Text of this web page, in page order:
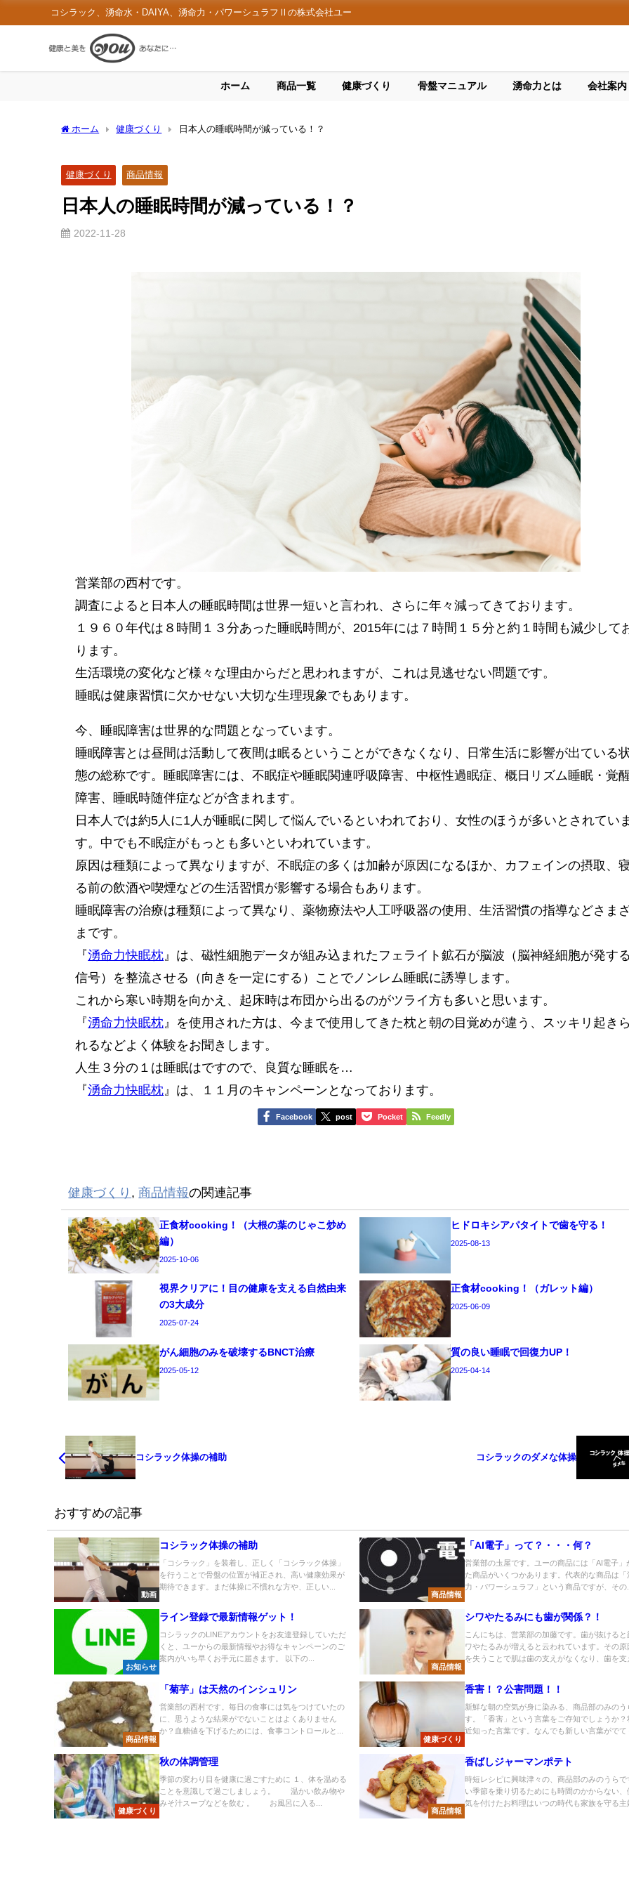
コシラック、湧命水・DAIYA、湧命力・パワーシュラフⅡの株式会社ユー
ホーム 商品一覧 健康づくり 骨盤マニュアル 湧命力とは 会社案内
ホーム 健康づくり 日本人の睡眠時間が減っている！？
健康づくり 商品情報
日本人の睡眠時間が減っている！？
2022-11-28
営業部の西村です。
調査によると日本人の睡眠時間は世界一短いと言われ、さらに年々減ってきております。
１９６０年代は８時間１３分あった睡眠時間が、2015年には７時間１５分と約１時間も減少して
ります。
生活環境の変化など様々な理由からだと思われますが、これは見逃せない問題です。
睡眠は健康習慣に欠かせない大切な生理現象でもあります。
今、睡眠障害は世界的な問題となっています。
睡眠障害とは昼間は活動して夜間は眠るということができなくなり、日常生活に影響が出ている
態の総称です。睡眠障害には、不眠症や睡眠関連呼吸障害、中枢性過眠症、概日リズム睡眠・覚
障害、睡眠時随伴症などが含まれます。
日本人では約5人に1人が睡眠に関して悩んでいるといわれており、女性のほうが多いとされてい
す。中でも不眠症がもっとも多いといわれています。
原因は種類によって異なりますが、不眠症の多くは加齢が原因になるほか、カフェインの摂取、
る前の飲酒や喫煙などの生活習慣が影響する場合もあります。
睡眠障害の治療は種類によって異なり、薬物療法や人工呼吸器の使用、生活習慣の指導などさま
まです。
『湧命力快眠枕 』は、磁性細胞データが組み込まれたフェライト鉱石が脳波（脳神経細胞が発す
信号）を整流させる（向きを一定にする）ことでノンレム睡眠に誘導します。
これから寒い時期を向かえ、起床時は布団から出るのがツライ方も多いと思います。
『湧命力快眠枕 』を使用された方は、今まで使用してきた枕と朝の目覚めが違う、スッキリ起き
れるなどよく体験をお聞きします。
人生３分の１は睡眠はですので、良質な睡眠を…
『湧命力快眠枕 』は、１１月のキャンペーンとなっております。
Facebook post Pocket Feedly
健康づくり ,商品情報の関連記事
正食材cooking！（大根の葉のじゃこ炒め
編）
2025-10-06
ヒドロキシアパタイトで歯を守る！
2025-08-13
視界クリアに！目の健康を支える自然由来
の3大成分
2025-07-24
正食材cooking！（ガレット編）
2025-06-09
がん細胞のみを破壊するBNCT治療
2025-05-12
質の良い睡眠で回復力UP！
2025-04-14
コシラック体操の補助 コシラックのダメな体操
おすすめの記事
動画
コシラック体操の補助
「コシラック」を装着し、正しく「コシラック体操」
を行うことで骨盤の位置が補正され、高い健康効果が
期待できます。まだ体操に不慣れな方や、正しい...
商品情報
「AI電子」って？・・・何？
営業部の圡屋です。ユーの商品には「AI電子」
た商品がいくつかあります。代表的な商品は「
力・パワーシュラフ」という商品ですが、その
お知らせ
ライン登録で最新情報ゲット！
コシラックのLINEアカウントをお友達登録していただ
くと、ユーからの最新情報やお得なキャンペーンのご
案内がいち早くお手元に届きます。 以下の...
商品情報
シワやたるみにも歯が関係？！
こんにちは、営業部の加藤です。歯が抜けると
ワやたるみが増えると云われています。その原
を失うことで肌は歯の支えがなくなり、歯を支
商品情報
「菊芋」は天然のインシュリン
営業部の西村です。毎日の食事には気をつけていたの
に、思うような結果がでないことはよくありません
か？血糖値を下げるためには、食事コントロールと...
健康づくり
香害！？公害問題！！
新鮮な朝の空気が身に染みる、商品部のみのう
す。「香害」という言葉をご存知でしょうか？
近知った言葉です。なんでも新しい言葉がでて
健康づくり
秋の体調管理
季節の変わり目を健康に過ごすために １、体を温める
ことを意識して過ごしましょう。 温かい飲み物や
みそ汁スープなどを飲む 。 お風呂に入る...
商品情報
香ばしジャーマンポテト
時短レシピに興味津々の、商品部のみのうらで
い季節を乗り切るためにも時間のかからない、
気を付けたお料理はいつの時代も家族を守る主